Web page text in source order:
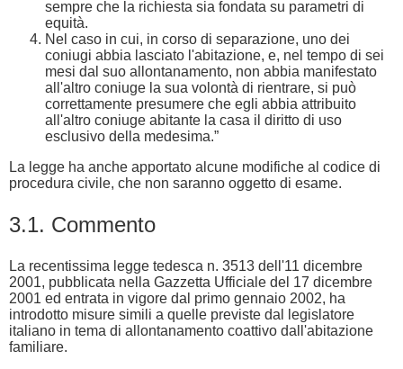
sempre che la richiesta sia fondata su parametri di
equità.
Nel caso in cui, in corso di separazione, uno dei
coniugi abbia lasciato l'abitazione, e, nel tempo di sei
mesi dal suo allontanamento, non abbia manifestato
all'altro coniuge la sua volontà di rientrare, si può
correttamente presumere che egli abbia attribuito
all'altro coniuge abitante la casa il diritto di uso
esclusivo della medesima.”
La legge ha anche apportato alcune modifiche al codice di
procedura civile, che non saranno oggetto di esame.
3.1. Commento
La recentissima legge tedesca n. 3513 dell'11 dicembre
2001, pubblicata nella Gazzetta Ufficiale del 17 dicembre
2001 ed entrata in vigore dal primo gennaio 2002, ha
introdotto misure simili a quelle previste dal legislatore
italiano in tema di allontanamento coattivo dall'abitazione
familiare.